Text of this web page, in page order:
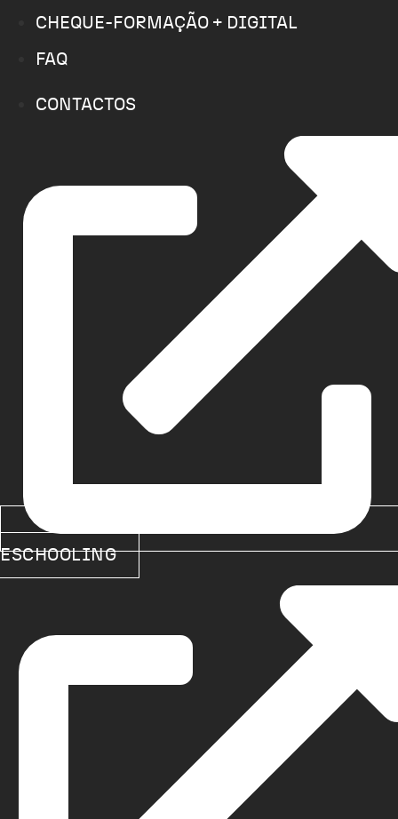
CHEQUE-FORMAÇÃO + DIGITAL
FAQ
CONTACTOS
ESCHOOLING